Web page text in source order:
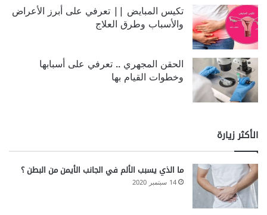
تكيس المبايض || تعرفي على أبرز الأعراض
والأسباب وطرق العلاج
الحقن المجهري .. تعرفي على أسبابها
وخطوات القيام بها
الأكثر زيارة
ما الذي يسبب الألم في الجانب الأيمن من البطن ؟
14 سبتمبر 2020